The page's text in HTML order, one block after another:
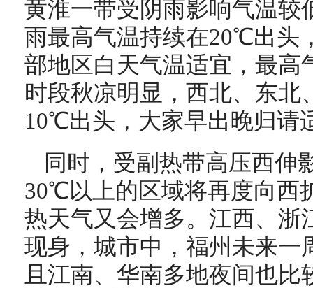
黄淮一带受阴雨影响气温较
雨最高气温持续在20℃出头
部地区白天气温适宜，最高
时段秋凉明显，西北、东北
10℃出头，大家早出晚归请
同时，受副热带高压西伸
30℃以上的区域将再度向西
热天气又会增多。江西、浙
现身，城市中，福州未来一
且 江南、华南多地夜间也比